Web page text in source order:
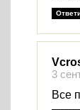
3
Все